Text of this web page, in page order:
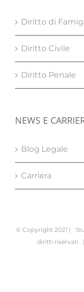
Diritto di
Diritto Civile
Diritto Penale
NEWS E
Blog Legale
Carriera
© Copyright 2021 |
diritti riservati